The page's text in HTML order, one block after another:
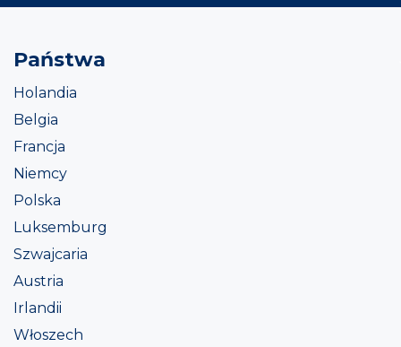
Państwa
Holandia
Belgia
Francja
Niemcy
Polska
Luksemburg
Szwajcaria
Austria
Irlandii
Włoszech